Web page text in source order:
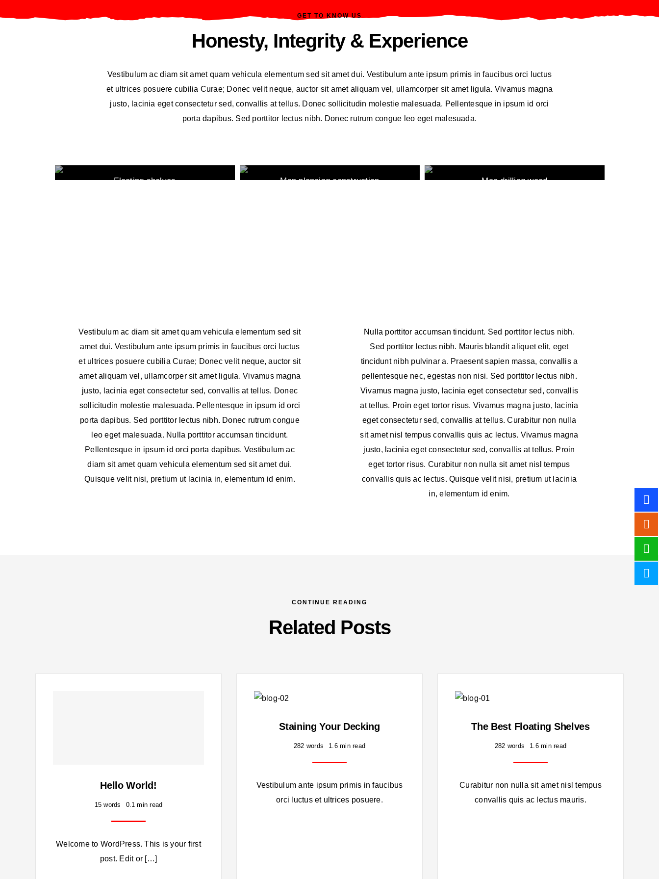
GET TO KNOW US
Honesty, Integrity & Experience
Vestibulum ac diam sit amet quam vehicula elementum sed sit amet dui. Vestibulum ante ipsum primis in faucibus orci luctus
et ultrices posuere cubilia Curae; Donec velit neque, auctor sit amet aliquam vel, ullamcorper sit amet ligula. Vivamus magna
justo, lacinia eget consectetur sed, convallis at tellus. Donec sollicitudin molestie malesuada. Pellentesque in ipsum id orci
porta dapibus. Sed porttitor lectus nibh. Donec rutrum congue leo eget malesuada.
Floating shelves Man planning construction Man drilling wood
Vestibulum ac diam sit amet quam vehicula elementum sed sit
amet dui. Vestibulum ante ipsum primis in faucibus orci luctus
et ultrices posuere cubilia Curae; Donec velit neque, auctor sit
amet aliquam vel, ullamcorper sit amet ligula. Vivamus magna
justo, lacinia eget consectetur sed, convallis at tellus. Donec
sollicitudin molestie malesuada. Pellentesque in ipsum id orci
porta dapibus. Sed porttitor lectus nibh. Donec rutrum congue
leo eget malesuada. Nulla porttitor accumsan tincidunt.
Pellentesque in ipsum id orci porta dapibus. Vestibulum ac
diam sit amet quam vehicula elementum sed sit amet dui.
Quisque velit nisi, pretium ut lacinia in, elementum id enim.
Nulla porttitor accumsan tincidunt. Sed porttitor lectus nibh.
Sed porttitor lectus nibh. Mauris blandit aliquet elit, eget
tincidunt nibh pulvinar a. Praesent sapien massa, convallis a
pellentesque nec, egestas non nisi. Sed porttitor lectus nibh.
Vivamus magna justo, lacinia eget consectetur sed, convallis
at tellus. Proin eget tortor risus. Vivamus magna justo, lacinia
eget consectetur sed, convallis at tellus. Curabitur non nulla
sit amet nisl tempus convallis quis ac lectus. Vivamus magna
justo, lacinia eget consectetur sed, convallis at tellus. Proin
eget tortor risus. Curabitur non nulla sit amet nisl tempus
convallis quis ac lectus. Quisque velit nisi, pretium ut lacinia
in, elementum id enim.
CONTINUE READING
Related Posts
Hello World!
15 words 0.1 min read
Welcome to WordPress. This is your first
post. Edit or […]
Staining Your Decking
282 words 1.6 min read
Vestibulum ante ipsum primis in faucibus
orci luctus et ultrices posuere.
The Best Floating Shelves
282 words 1.6 min read
Curabitur non nulla sit amet nisl tempus
convallis quis ac lectus mauris.